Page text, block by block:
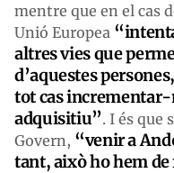
mentre que en el cas
Unió Europea
altres vies que
d’aquestes
tot cas
adquisitiu”. I és que
Govern, “venir a
tant, això ho hem de